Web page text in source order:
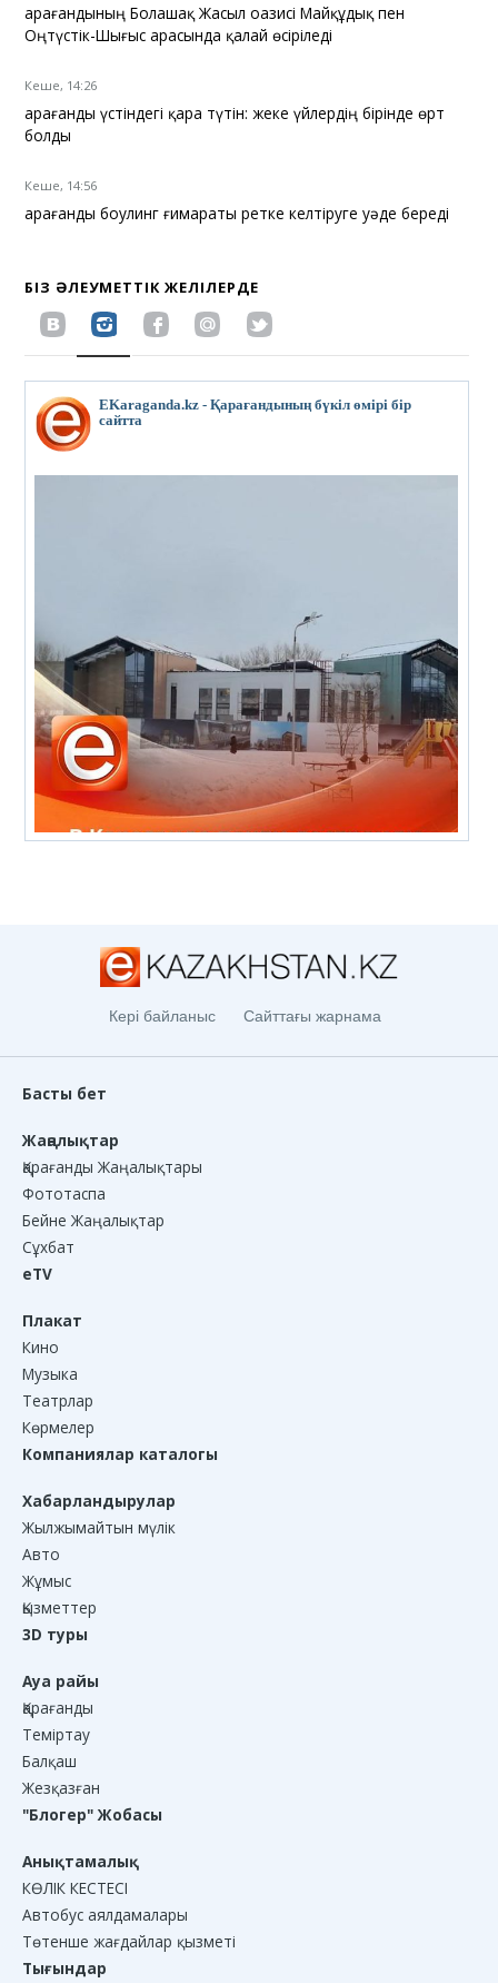
Қарағандының Болашақ Жасыл оазисі Майқұдық пен
Оңтүстік-Шығыс арасында қалай өсіріледі
Кеше, 14:26
Қарағанды үстіндегі қара түтін: жеке үйлердің бірінде өрт
болды
Кеше, 14:56
Қарағанды боулинг ғимараты ретке келтіруге уәде береді
БІЗ ӘЛЕУМЕТТІК ЖЕЛІЛЕРДЕ
EKaraganda.kz - Қарағандының бүкіл өмірі бір
сайтта
Кері байланыс Сайттағы жарнама
Басты бет
Жаңалықтар
Қарағанды Жаңалықтары
Фототаспа
Бейне Жаңалықтар
Сұхбат
eTV
Плакат
Кино
Музыка
Театрлар
Көрмелер
Компаниялар каталогы
Хабарландырулар
Жылжымайтын мүлік
Авто
Жұмыс
Қызметтер
3D туры
Ауа райы
Қарағанды
Теміртау
Балқаш
Жезқазған
"Блогер" Жобасы
Анықтамалық
КӨЛІК КЕСТЕСІ
Автобус аялдамалары
Төтенше жағдайлар қызметі
Тығындар